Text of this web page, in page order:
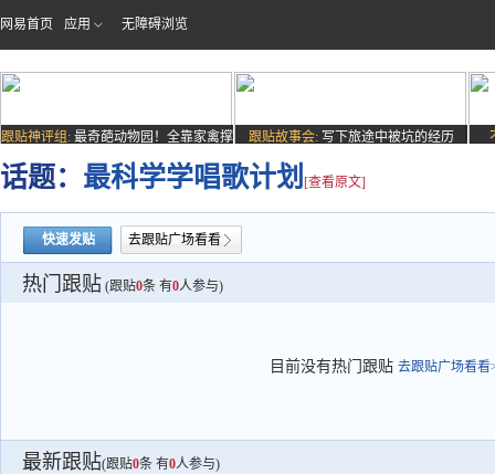
网易首页 应用 无障碍浏览
跟贴神评组: 最奇葩动物园！全靠家禽撑
场子
跟贴故事会: 写下旅途中被坑的经历
话题： 最科学学唱歌计划 [查看原文]
快速发贴 去跟贴广场看看
热门跟贴 (跟贴0条 有0人参与)
目前没有热门跟贴 去跟贴广场看看
最新跟贴(跟贴0条 有0人参与)